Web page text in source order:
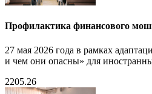
Профилактика финансового
27 мая 2026 года в рамках
и чем они опасны» для
2205.26